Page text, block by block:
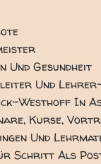
Und Gesundheit
Und
Westhoff In
Kurse,
Und
Schritt Als